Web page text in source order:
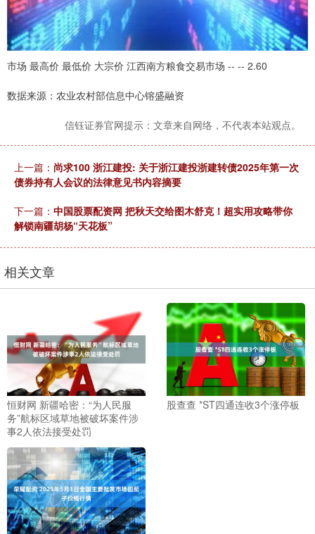
市场 最高价 最低价 大宗价 江西南方粮食交易市场 -- -- 2.60
数据来源：农业农村部信息中心镕盛融资
信钰证券官网提示：文章来自网络，不代表本站观点。
上一篇： 尚求100 浙江建投: 关于浙江建投浙建转债2025年第一次
债券持有人会议的法律意见书内容摘要
下一篇： 中国股票配资网 把秋天交给图木舒克！超实用攻略带你
解锁南疆胡杨“天花板”
相关文章
恒财网 新疆哈密：“为人民服
务”航标区域草地被破坏案件涉
事2人依法接受处罚
股查查 *ST四通连收3个涨停板